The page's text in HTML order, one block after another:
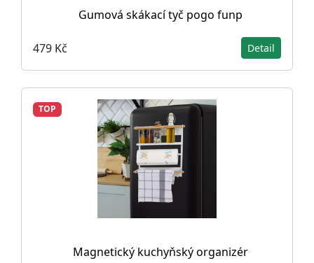
Gumová skákací tyč pogo funp
479 Kč Detail
TOP
Magnetický kuchyňský organizér